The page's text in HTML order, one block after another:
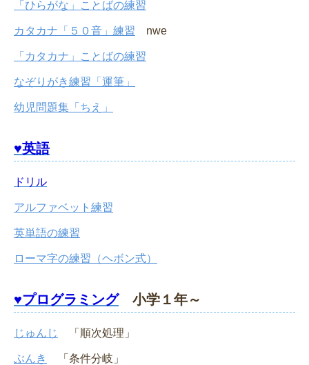
「ひらがな」ことばの練習
カタカナ「５０音」練習 nwe
「カタカナ」ことばの練習
なぞりがき練習「運筆」
幼児問題集「ちえ」
♥英語
ドリル
アルファベット練習
英単語の練習
ローマ字の練習（ヘボン式）
♥プログラミング小学１年～
じゅんじ 「順次処理」
ぶんき 「条件分岐」